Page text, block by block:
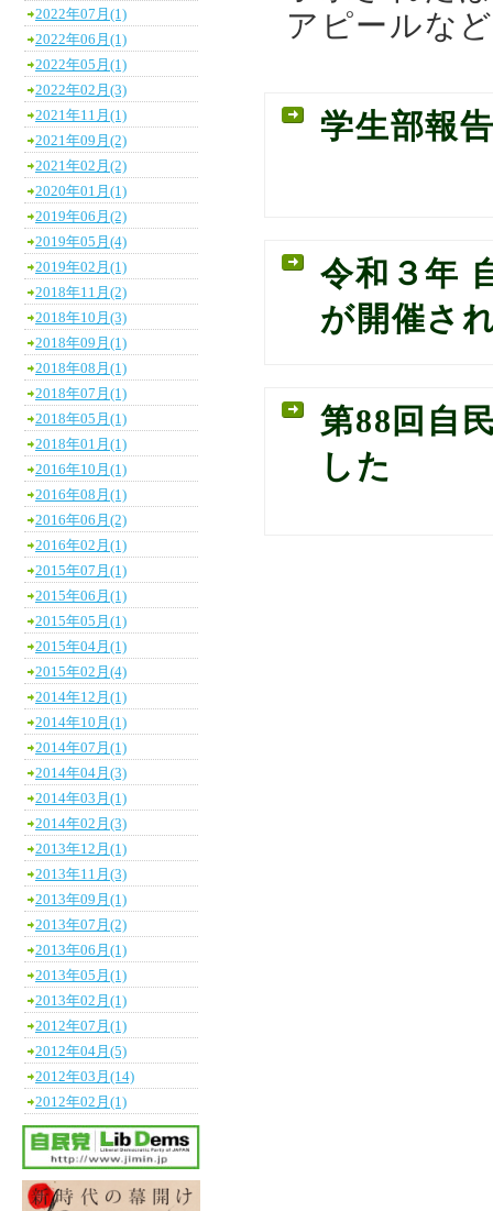
アピールな
学生部報
令和３年
が開催さ
第88回自
した
2022年07月(1)
2022年06月(1)
2022年05月(1)
2022年02月(3)
2021年11月(1)
2021年09月(2)
2021年02月(2)
2020年01月(1)
2019年06月(2)
2019年05月(4)
2019年02月(1)
2018年11月(2)
2018年10月(3)
2018年09月(1)
2018年08月(1)
2018年07月(1)
2018年05月(1)
2018年01月(1)
2016年10月(1)
2016年08月(1)
2016年06月(2)
2016年02月(1)
2015年07月(1)
2015年06月(1)
2015年05月(1)
2015年04月(1)
2015年02月(4)
2014年12月(1)
2014年10月(1)
2014年07月(1)
2014年04月(3)
2014年03月(1)
2014年02月(3)
2013年12月(1)
2013年11月(3)
2013年09月(1)
2013年07月(2)
2013年06月(1)
2013年05月(1)
2013年02月(1)
2012年07月(1)
2012年04月(5)
2012年03月(14)
2012年02月(1)